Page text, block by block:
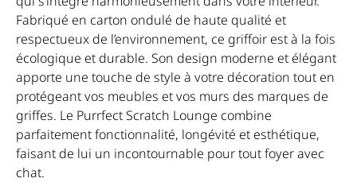
Fabriqué en carton ondulé de haute qualité et
respectueux de l’environnement, ce griffoir est à la fois
écologique et durable. Son design moderne et élégant
apporte une touche de style à votre décoration tout en
protégeant vos meubles et vos murs des marques de
griffes. Le Purrfect Scratch Lounge combine
parfaitement fonctionnalité, longévité et esthétique,
faisant de lui un incontournable pour tout foyer avec
chat.